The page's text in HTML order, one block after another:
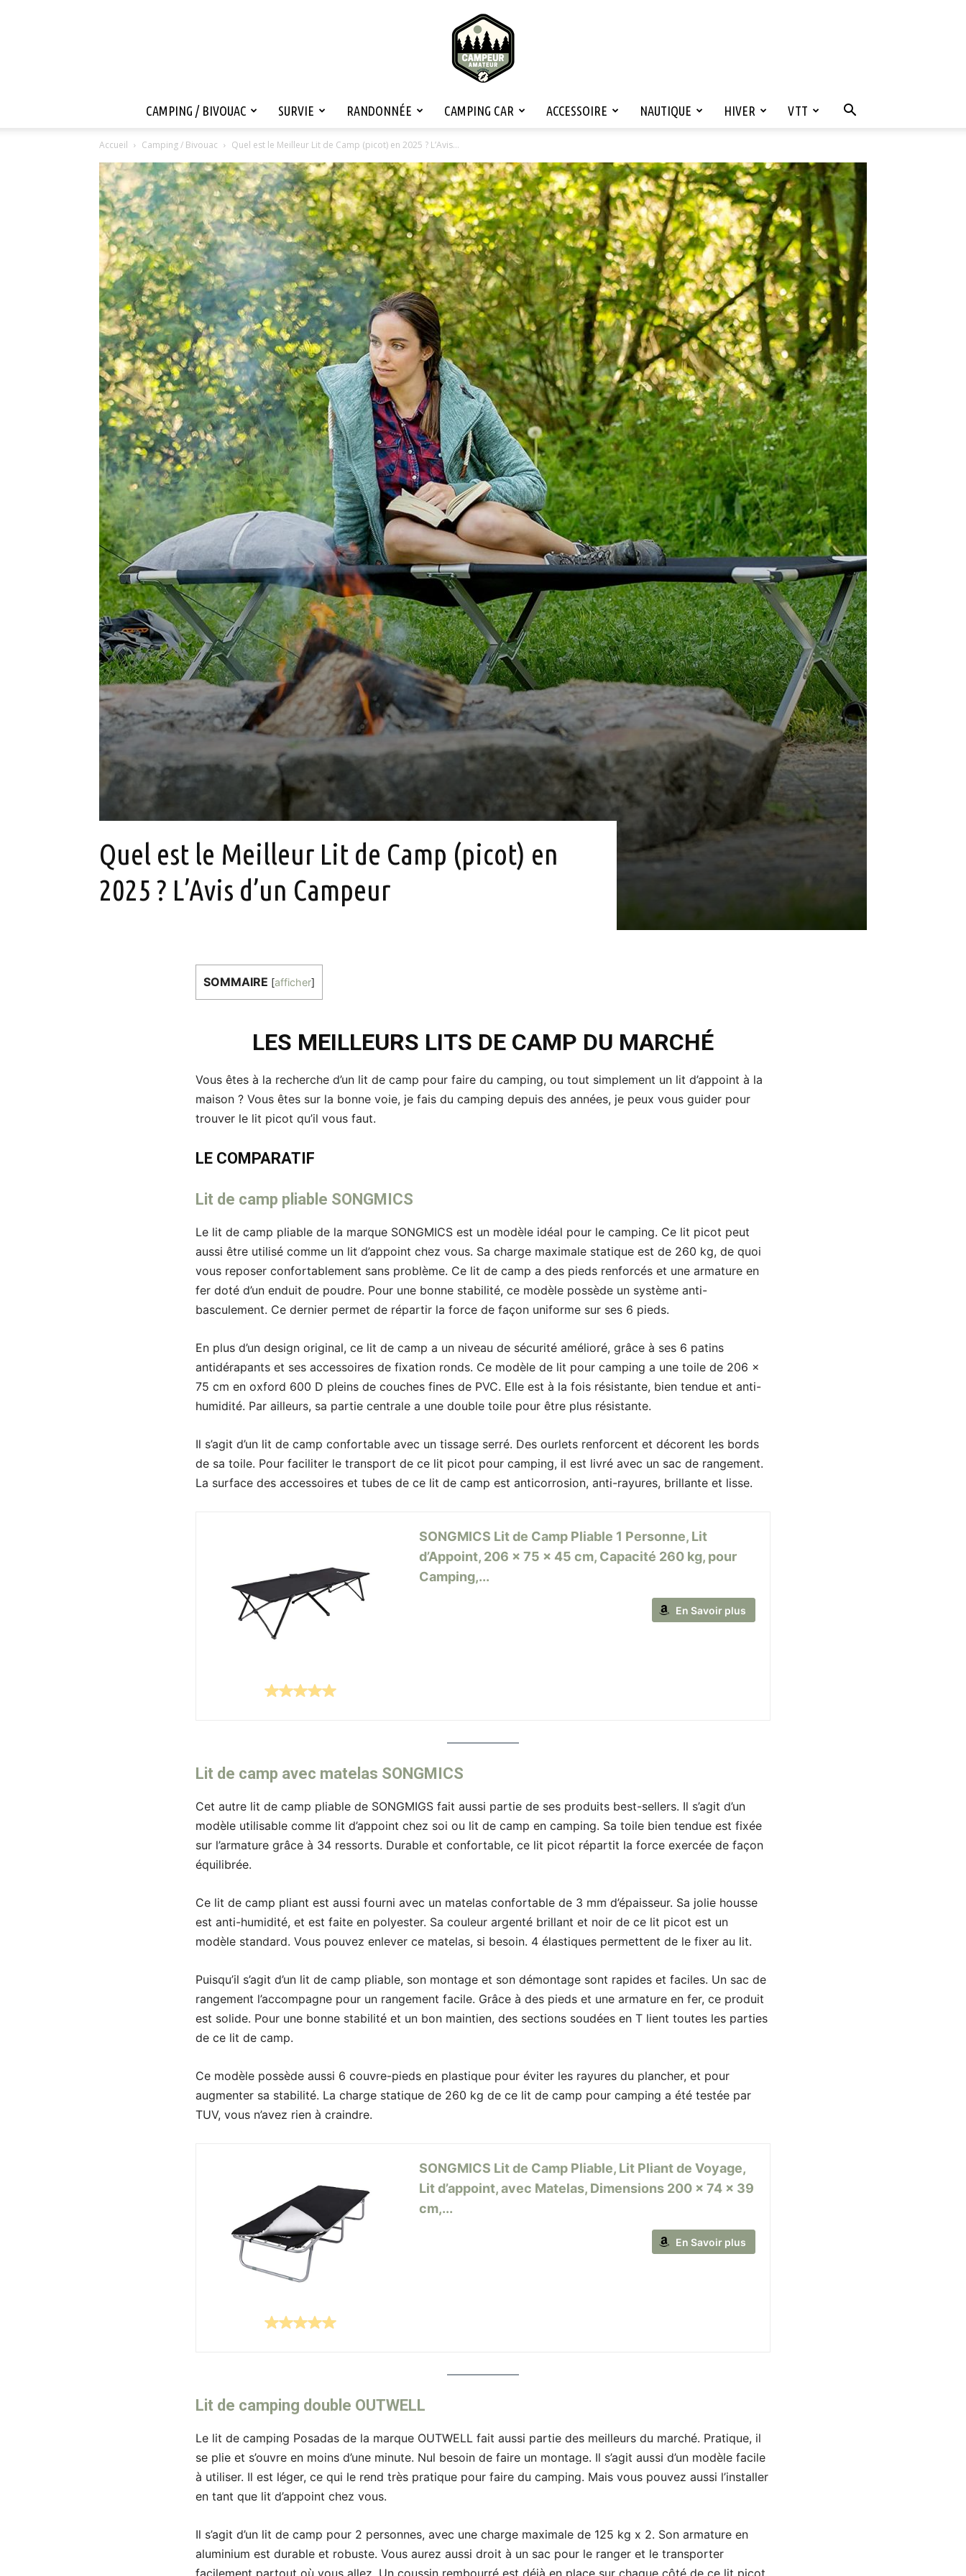
Amateur
CAMPING / BIVOUAC SURVIE RANDONNÉE CAMPING CAR ACCESSOIRE NAUTIQUE HIVER VTT
Accueil Camping / Bivouac Quel est le Meilleur Lit de Camp (picot) en 2025 ? L’Avis...
Quel est le Meilleur Lit de Camp (picot) en
2025 ? L’Avis d’un Campeur
SOMMAIRE [afficher]
LES MEILLEURS LITS DE CAMP DU MARCHÉ
Vous êtes à la recherche d’un lit de camp pour faire du camping, ou tout simplement un lit d’appoint à la
maison ? Vous êtes sur la bonne voie, je fais du camping depuis des années, je peux vous guider pour
trouver le lit picot qu’il vous faut.
LE COMPARATIF
Lit de camp pliable SONGMICS
Le lit de camp pliable de la marque SONGMICS est un modèle idéal pour le camping. Ce lit picot peut
aussi être utilisé comme un lit d’appoint chez vous. Sa charge maximale statique est de 260 kg, de quoi
vous reposer confortablement sans problème. Ce lit de camp a des pieds renforcés et une armature en
fer doté d’un enduit de poudre. Pour une bonne stabilité, ce modèle possède un système anti-
basculement. Ce dernier permet de répartir la force de façon uniforme sur ses 6 pieds.
En plus d’un design original, ce lit de camp a un niveau de sécurité amélioré, grâce à ses 6 patins
antidérapants et ses accessoires de fixation ronds. Ce modèle de lit pour camping a une toile de 206 x
75 cm en oxford 600 D pleins de couches fines de PVC. Elle est à la fois résistante, bien tendue et anti-
humidité. Par ailleurs, sa partie centrale a une double toile pour être plus résistante.
Il s’agit d’un lit de camp confortable avec un tissage serré. Des ourlets renforcent et décorent les bords
de sa toile. Pour faciliter le transport de ce lit picot pour camping, il est livré avec un sac de rangement.
La surface des accessoires et tubes de ce lit de camp est anticorrosion, anti-rayures, brillante et lisse.
SONGMICS Lit de Camp Pliable 1 Personne, Lit
d’Appoint, 206 x 75 x 45 cm, Capacité 260 kg, pour
Camping,...
En Savoir plus
Lit de camp avec matelas SONGMICS
Cet autre lit de camp pliable de SONGMIGS fait aussi partie de ses produits best-sellers. Il s’agit d’un
modèle utilisable comme lit d’appoint chez soi ou lit de camp en camping. Sa toile bien tendue est fixée
sur l’armature grâce à 34 ressorts. Durable et confortable, ce lit picot répartit la force exercée de façon
équilibrée.
Ce lit de camp pliant est aussi fourni avec un matelas confortable de 3 mm d’épaisseur. Sa jolie housse
est anti-humidité, et est faite en polyester. Sa couleur argenté brillant et noir de ce lit picot est un
modèle standard. Vous pouvez enlever ce matelas, si besoin. 4 élastiques permettent de le fixer au lit.
Puisqu’il s’agit d’un lit de camp pliable, son montage et son démontage sont rapides et faciles. Un sac de
rangement l’accompagne pour un rangement facile. Grâce à des pieds et une armature en fer, ce produit
est solide. Pour une bonne stabilité et un bon maintien, des sections soudées en T lient toutes les parties
de ce lit de camp.
Ce modèle possède aussi 6 couvre-pieds en plastique pour éviter les rayures du plancher, et pour
augmenter sa stabilité. La charge statique de 260 kg de ce lit de camp pour camping a été testée par
TUV, vous n’avez rien à craindre.
SONGMICS Lit de Camp Pliable, Lit Pliant de Voyage,
Lit d’appoint, avec Matelas, Dimensions 200 x 74 x 39
cm,...
En Savoir plus
Lit de camping double OUTWELL
Le lit de camping Posadas de la marque OUTWELL fait aussi partie des meilleurs du marché. Pratique, il
se plie et s’ouvre en moins d’une minute. Nul besoin de faire un montage. Il s’agit aussi d’un modèle facile
à utiliser. Il est léger, ce qui le rend très pratique pour faire du camping. Mais vous pouvez aussi l’installer
en tant que lit d’appoint chez vous.
Il s’agit d’un lit de camp pour 2 personnes, avec une charge maximale de 125 kg x 2. Son armature en
aluminium est durable et robuste. Vous aurez aussi droit à un sac pour le ranger et le transporter
facilement partout où vous allez. Un coussin rembourré est déjà en place sur chaque côté de ce lit picot.